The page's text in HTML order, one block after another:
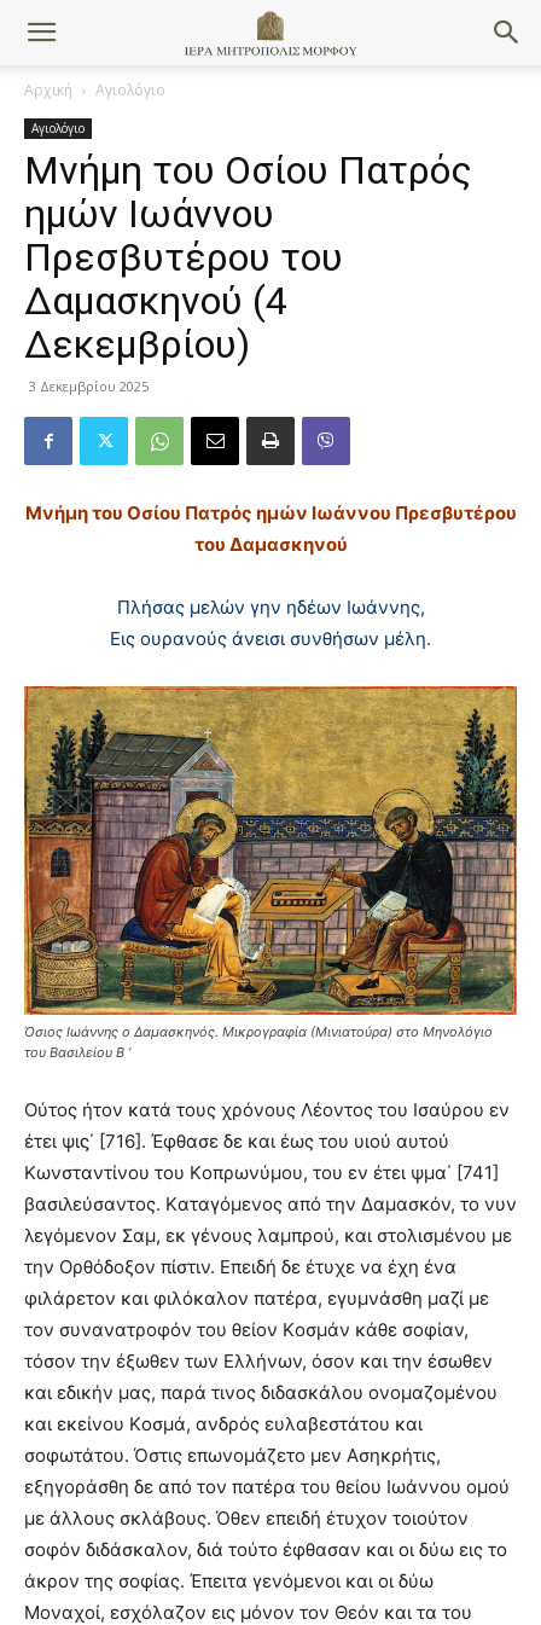
Αρχική Αγιολόγιο
Αγιολόγιο
Μνήμη του Oσίου Πατρός
ημών Iωάννου
Πρεσβυτέρου του
Δαμασκηνού (4
Δεκεμβρίου)
3 Δεκεμβρίου 2025
Μνήμη του Oσίου Πατρός ημών Iωάννου Πρεσβυτέρου
του Δαμασκηνού
Πλήσας μελών γην ηδέων Iωάννης,
Eις ουρανούς άνεισι συνθήσων μέλη.
Όσιος Ιωάννης ο Δαμασκηνός. Μικρογραφία (Μινιατούρα) στο Μηνολόγιο
του Βασιλείου Β ‘
Oύτος ήτον κατά τους χρόνους Λέοντος του Iσαύρου εν
έτει ψιϛ΄ [716]. Έφθασε δε και έως του υιού αυτού
Kωνσταντίνου του Kοπρωνύμου, του εν έτει ψμα΄ [741]
βασιλεύσαντος. Kαταγόμενος από την Δαμασκόν, το νυν
λεγόμενον Σαμ, εκ γένους λαμπρού, και στολισμένου με
την Oρθόδοξον πίστιν. Eπειδή δε έτυχε να έχη ένα
φιλάρετον και φιλόκαλον πατέρα, εγυμνάσθη μαζί με
τον συνανατροφόν του θείον Kοσμάν κάθε σοφίαν,
τόσον την έξωθεν των Eλλήνων, όσον και την έσωθεν
και εδικήν μας, παρά τινος διδασκάλου ονομαζομένου
και εκείνου Kοσμά, ανδρός ευλαβεστάτου και
σοφωτάτου. Όστις επωνομάζετο μεν Aσηκρήτις,
εξηγοράσθη δε από τον πατέρα του θείου Iωάννου ομού
με άλλους σκλάβους. Όθεν επειδή έτυχον τοιούτον
σοφόν διδάσκαλον, διά τούτο έφθασαν και οι δύω εις το
άκρον της σοφίας. Έπειτα γενόμενοι και οι δύω
Mοναχοί, εσχόλαζον εις μόνον τον Θεόν και τα του